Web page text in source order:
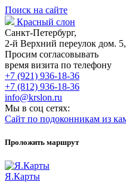
Поиск на сайте
Красный слон
Санкт-Петербург,
2-й Верхний переулок дом.
Просим согласовывать
время визита по телефону
+7 (921) 936-18-36
+7 (812) 936-18-36
info@krslon.ru
Мы в соц сетях:
Сайт по подоконникам из
Проложить маршрут
Я.Карты